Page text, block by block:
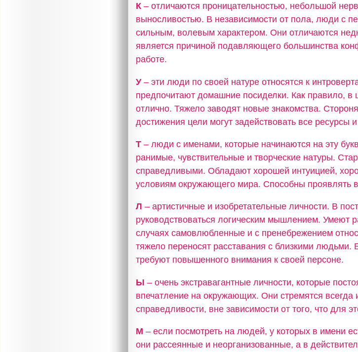
К – отличаются проницательностью, небольшой
выносливостью. В независимости от пола, люди с
сильным, волевым характером. Они отличаются
является причиной подавляющего большинства
работе.
У– эти люди по своей натуре относятся к
предпочитают домашние посиделки. Как правило, в
отлично. Тяжело заводят новые знакомства.
достижения цели могут задействовать все ресурсы
Т – люди с именами, которые начинаются на эту
ранимые, чувствительные и творческие натуры.
справедливыми. Обладают хорошей интуицией,
условиям окружающего мира. Способны проявлять
Л – артистичные и изобретательные личности. В
руководствоваться логическим мышлением. Умеют
случаях самовлюбленные и с пренебрежением
тяжело переносят расставания с близкими
требуют повышенного внимания к своей персоне.
Ы – очень экстравагантные личности, которые
впечатление на окружающих. Они стремятся всегда
справедливости, вне зависимости от того, что для
М – если посмотреть на людей, у которых в имени
они рассеянные и неорганизованные, а в